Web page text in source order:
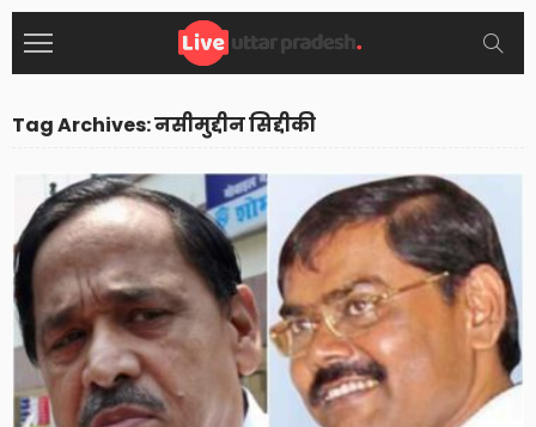
Tag Archives: नसीमुद्दीन सिद्दीकी